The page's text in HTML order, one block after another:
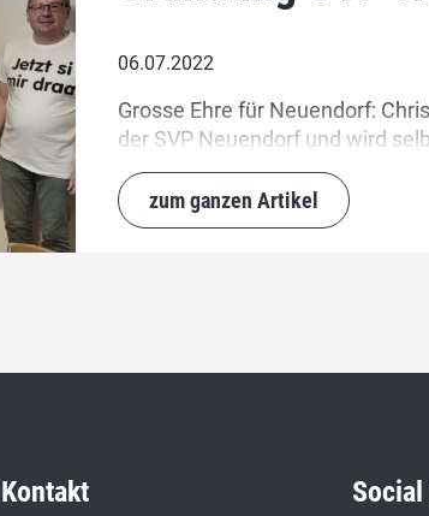
06.07.2022
Grosse Ehre für Neuendorf:
der SVP Neuendorf und wird
zum ganzen Artikel
Kontakt